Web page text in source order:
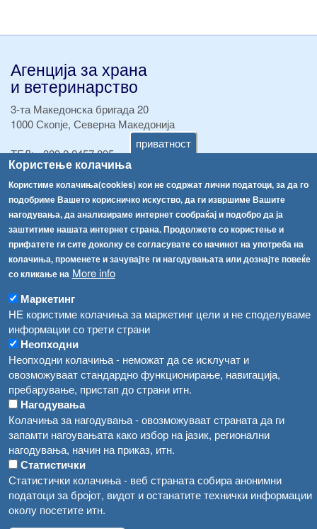
приватност
Користење колачиња
Користиме колачиња(cookies) кои не содржат лични податоци, за да го
подобриме Вашето корисничко искуство, да ги извршиме Вашите
нагодувања, да анализираме интернет сообраќај и подобро да ја
заштитиме нашата интернет страна. Продолжете со користење и
прифатете ги сите доколку се согласувате со начинот на употреба на
колачиња, променете и зачувајте ги нагодувањата или дознајте повеќе
со кликање на More info
Маркетинг
НЕ користиме колачиња за маркетинг цели и не споделуваме
информации со трети страни
Неопходни
Неопходни колачиња - неможат да се исклучат и
овозможуваат стандардно функционирање, навигација,
пребарување, пристап до страни итн.
Нагодувања
Колачиња за нагодувања - овозможуваат страната да ги
запамти нагоувањата како избор на јазик, регионални
нагодувања, начин на приказ, итн.
Статистички
Статистички колачиња - веб страната собира анонимни
податоци за бројот, видот и останатите технички информации
околу посетите итн.
Агенција за храна
и ветеринарство
3-та Македонска бригада 20
1000 Скопје, Северна Македонија
ТЕЛ:+389 2 2457 895
ТЕЛ:+389 2 2457 873
Факс:+389 2 2457 893
Факс:+389 2 2457 871
info@fva.gov.mk
[АХВ-претходна страна]
Соопштенија
Република Бугарија ги засили официјалните контроли при увоз на свежо овошје и зеленчук
Високите температури ризик од труење со храна, опасни се и за животните
Водата во Гостивар може да се користи како техничка, продолжува испораката на флаширана вода
Во Гостивар спроведени 70 вонредни контроли
Забраната за водата во Гостивар останува на сила, операторите да користат само технички безбедна вода
Навигација
Регистри
Обрасци
Забрани
Огласи